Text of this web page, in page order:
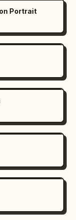
họa
mi cấu
/ Styling
tối ưu tỉ
sự đồng
lớp
minh họa
gốm sứ
coban dày
thẻ có
Portrait